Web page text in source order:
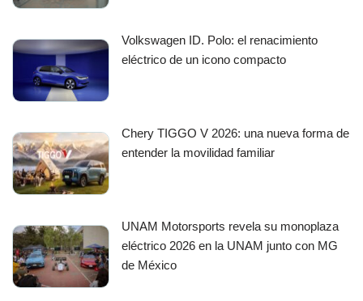
Volkswagen ID. Polo: el renacimiento
eléctrico de un icono compacto
Chery TIGGO V 2026: una nueva forma de
entender la movilidad familiar
UNAM Motorsports revela su monoplaza
eléctrico 2026 en la UNAM junto con MG
de México